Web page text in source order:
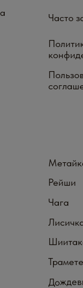
не являются лекарством